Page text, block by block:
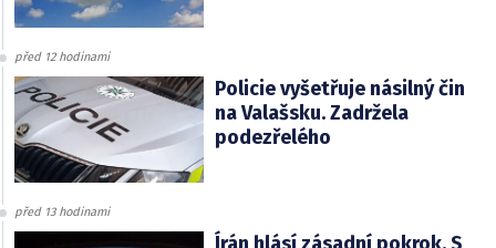
před 12 hodinami
Policie vyšetřuje násilný čin
na Valašsku. Zadržela
podezřelého
před 13 hodinami